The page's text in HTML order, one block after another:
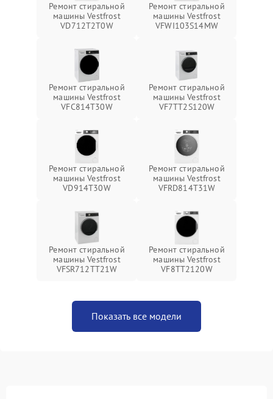
Ремонт стиральной
машины Vestfrost
VD712T2T0W
Ремонт стиральной
машины Vestfrost
VFWI103S14MW
Ремонт стиральной
машины Vestfrost
VFC814T30W
Ремонт стиральной
машины Vestfrost
VF7TT2S120W
Ремонт стиральной
машины Vestfrost
VD914T30W
Ремонт стиральной
машины Vestfrost
VFRD814T31W
Ремонт стиральной
машины Vestfrost
VFSR712TT21W
Ремонт стиральной
машины Vestfrost
VF8TT2120W
Показать все модели